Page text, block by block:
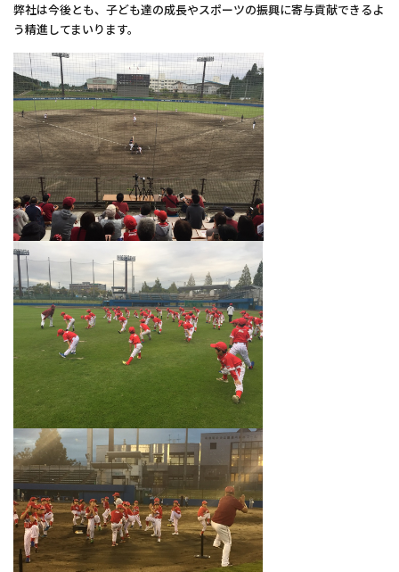
弊社は今後とも、子ども達の成長やスポーツの振興に寄与貢献できるよ
う精進してまいります。